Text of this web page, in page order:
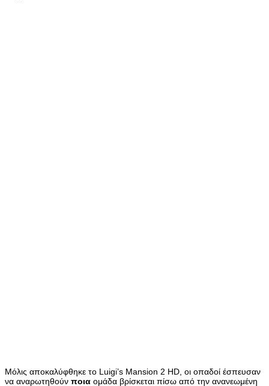
Μόλις αποκαλύφθηκε το Luigi’s Mansion 2 HD, οι οπαδοί έσπευσαν
να αναρωτηθούν ποια ομάδα βρίσκεται πίσω από την ανανεωμένη